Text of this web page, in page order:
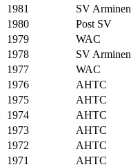
1981
SV Arminen
1980
Post SV
1979
WAC
1978
SV Arminen
1977
WAC
1976
AHTC
1975
AHTC
1974
AHTC
1973
AHTC
1972
AHTC
1971
AHTC